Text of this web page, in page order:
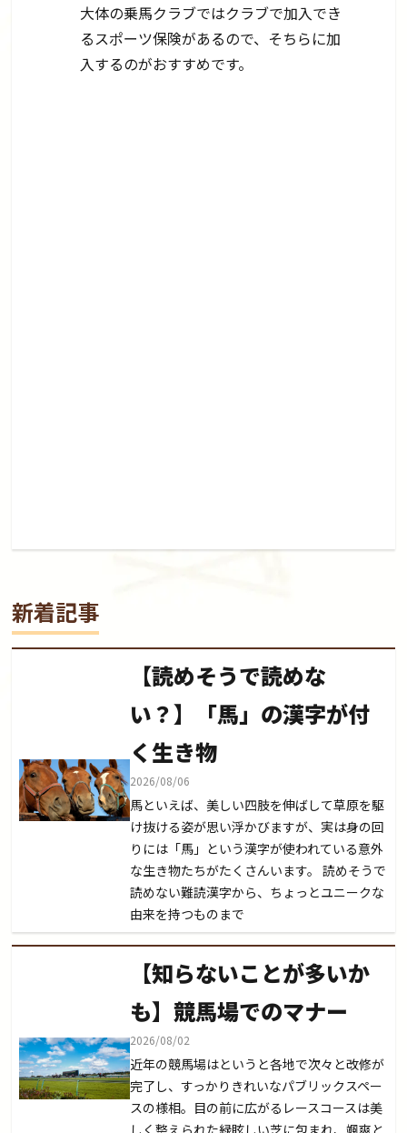
大体の乗馬クラブではクラブで加入でき
るスポーツ保険があるので、そちらに加
入するのがおすすめです。
新着記事
【読めそうで読めな
い？】「馬」の漢字が付
く生き物
2026/08/06
馬といえば、美しい四肢を伸ばして草原を駆
け抜ける姿が思い浮かびますが、実は身の回
りには「馬」という漢字が使われている意外
な生き物たちがたくさんいます。 読めそうで
読めない難読漢字から、ちょっとユニークな
由来を持つものまで
【知らないことが多いか
も】競馬場でのマナー
2026/08/02
近年の競馬場はというと各地で次々と改修が
完了し、すっかりきれいなパブリックスペー
スの様相。目の前に広がるレースコースは美
しく整えられた緑眩しい芝に包まれ、颯爽と